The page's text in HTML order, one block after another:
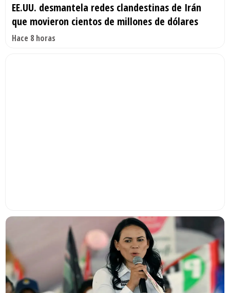
EE.UU. desmantela redes clandestinas de Irán
que movieron cientos de millones de dólares
Hace 8 horas